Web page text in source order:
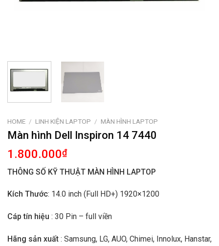
HOME / LINH KIỆN LAPTOP / MÀN HÌNH LAPTOP
Màn hình Dell Inspiron 14 7440
1.800.000₫
THÔNG SỐ KỸ THUẬT MÀN HÌNH LAPTOP
Kích Thước: 14.0 inch (Full HD+) 1920×1200
Cáp tín hiệu : 30 Pin – full viền
Hãng sản xuất : Samsung, LG, AUO, Chimei, Innolux, Hanstar,